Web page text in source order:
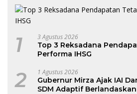
1 3 Agustus 2026
Top 3 Reksadana
Performa IHSG
2 1 Agustus 2026
Gubernur Mirza Ajak IAI
SDM Adaptif